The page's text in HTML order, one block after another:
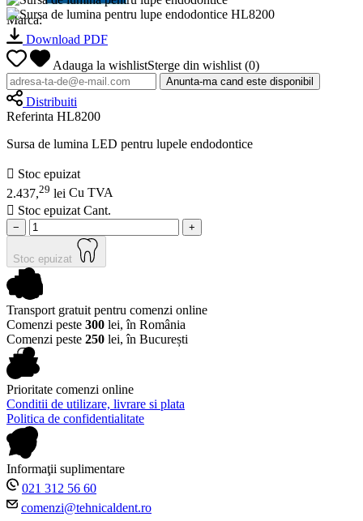
Marca:
Download PDF
Adauga la wishlistSterge din wishlist (0)
Anunta-ma cand este disponibil
Distribuiti
Referinta HL8200
Sursa de lumina LED pentru lupele endodontice
 Stoc epuizat
2.437,29 lei Cu TVA
 Stoc epuizat Cant.
− +
Stoc epuizat
Transport gratuit pentru comenzi online
Comenzi peste 300 lei, în România
Comenzi peste 250 lei, în București
Prioritate comenzi online
Conditii de utilizare, livrare si plata
Politica de confidentialitate
Informaţii suplimentare
021 312 56 60
comenzi@tehnicaldent.ro